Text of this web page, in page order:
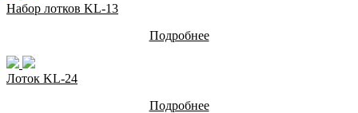
Набор лотков KL-13
Подробнее
Лоток KL-24
Подробнее